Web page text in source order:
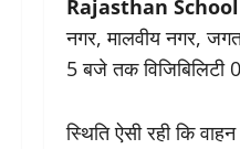
Rajasthan
नगर, मालवीय नगर,
5 बजे तक विजिबिलिटी
स्थिति ऐसी रही कि